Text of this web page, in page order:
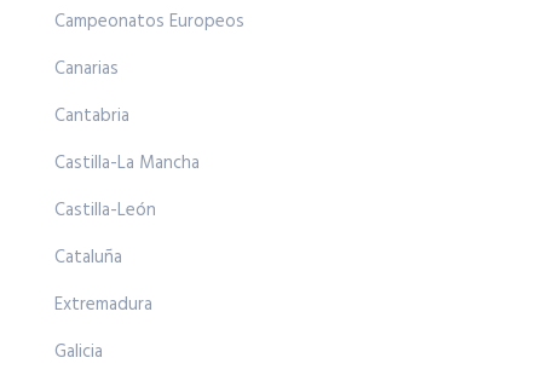
Campeonatos Europeos
Canarias
Cantabria
Castilla-La Mancha
Castilla-León
Cataluña
Extremadura
Galicia